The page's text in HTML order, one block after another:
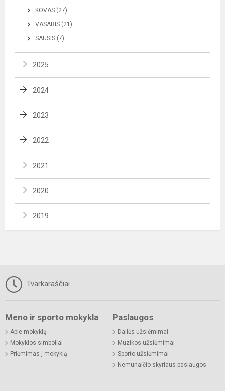
KOVAS (27)
VASARIS (21)
SAUSIS (7)
2025
2024
2023
2022
2021
2020
2019
Tvarkaraščiai
Meno ir sporto mokykla
Apie mokyklą
Mokyklos simboliai
Priėmimas į mokyklą
Paslaugos
Dailės užsiėmimai
Muzikos užsiėmimai
Sporto užsiėmimai
Nemunaičio skyriaus paslaugos